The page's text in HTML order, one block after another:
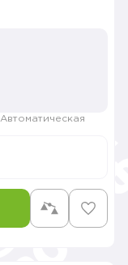
Автоматическая